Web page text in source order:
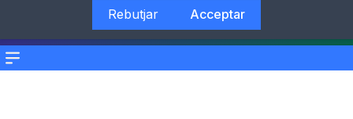
Menu
Rebutjar
Acceptar